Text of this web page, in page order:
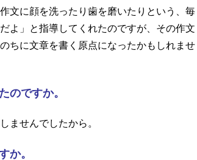
文に顔を洗ったり歯を磨いたりという、毎
よ」と指導してくれたのですが、その作文
ちに文章を書く原点になったかもしれませ
のですか。
ませんでしたから。
か。